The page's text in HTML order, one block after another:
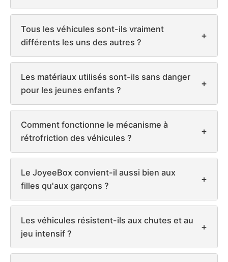
Tous les véhicules sont-ils vraiment
différents les uns des autres ?
+
Les matériaux utilisés sont-ils sans danger
pour les jeunes enfants ?
+
Comment fonctionne le mécanisme à
rétrofriction des véhicules ?
+
Le JoyeeBox convient-il aussi bien aux
filles qu'aux garçons ?
+
Les véhicules résistent-ils aux chutes et au
jeu intensif ?
+